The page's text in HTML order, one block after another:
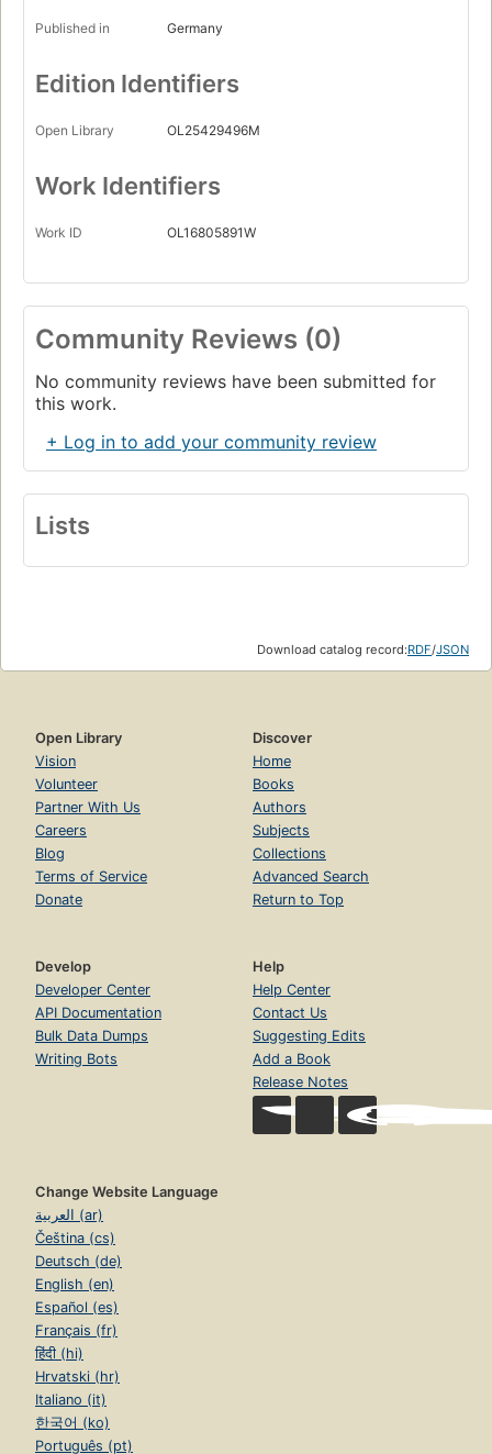
Published in Germany
Edition Identifiers
Open Library OL25429496M
Work Identifiers
Work ID OL16805891W
Community Reviews (0)
No community reviews have been submitted for
this work.
+ Log in to add your community review
Lists
Download catalog record:RDF/JSON
Open Library
Vision
Volunteer
Partner With Us
Careers
Blog
Terms of Service
Donate
Discover
Home
Books
Authors
Subjects
Collections
Advanced Search
Return to Top
Develop
Developer Center
API Documentation
Bulk Data Dumps
Writing Bots
Help
Help Center
Contact Us
Suggesting Edits
Add a Book
Release Notes
Change Website Language
العربية (ar)
Čeština (cs)
Deutsch (de)
English (en)
Español (es)
Français (fr)
हिंदी (hi)
Hrvatski (hr)
Italiano (it)
한국어 (ko)
Português (pt)